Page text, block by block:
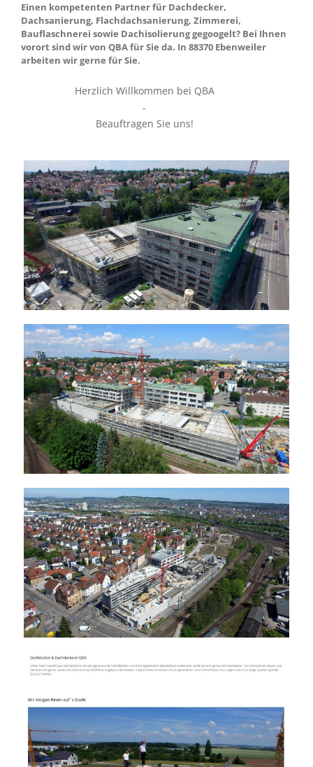
Einen kompetenten Partner für Dachdecker,
Dachsanierung, Flachdachsanierung, Zimmerei,
Bauflaschnerei sowie Dachisolierung gegoogelt? Bei Ihnen
vorort sind wir von QBA für Sie da. In 88370 Ebenweiler
arbeiten wir gerne für Sie.
Herzlich Willkommen bei QBA
-
Beauftragen Sie uns!